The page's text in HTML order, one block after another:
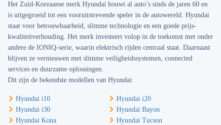
Het Zuid-Koreaanse merk Hyundai bouwt al auto’s sinds de jaren 60 en
is uitgegroeid tot een vooruitstrevende speler in de autowereld. Hyundai
staat voor betrouwbaarheid, slimme technologie en een goede prijs-
kwaliteitverhouding. Het merk investeert volop in de toekomst met onder
andere de IONIQ-serie, waarin elektrisch rijden centraal staat. Daarnaast
blijven ze vernieuwen met slimme veiligheidssystemen, connected
services en duurzame oplossingen.
Dit zijn de bekendste modellen van Hyundai:
Hyundai i10
Hyundai i20
Hyundai i30
Hyundai Bayon
Hyundai Kona
Hyundai Tucson